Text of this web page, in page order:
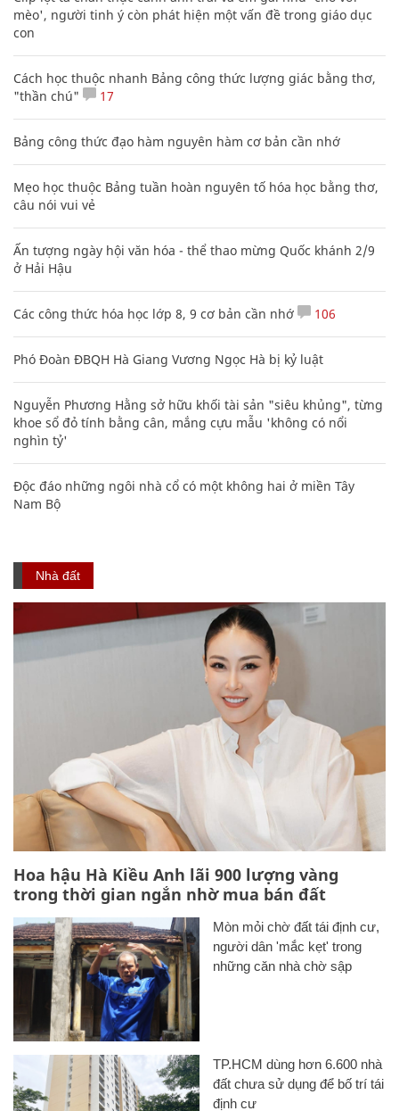
mèo', người tinh ý còn phát hiện một vấn đề trong giáo dục
con
Cách học thuộc nhanh Bảng công thức lượng giác bằng thơ,
"thần chú"
17
Bảng công thức đạo hàm nguyên hàm cơ bản cần nhớ
Mẹo học thuộc Bảng tuần hoàn nguyên tố hóa học bằng thơ,
câu nói vui vẻ
Ấn tượng ngày hội văn hóa - thể thao mừng Quốc khánh 2/9
ở Hải Hậu
Các công thức hóa học lớp 8, 9 cơ bản cần nhớ 106
Phó Đoàn ĐBQH Hà Giang Vương Ngọc Hà bị kỷ luật
Nguyễn Phương Hằng sở hữu khối tài sản "siêu khủng", từng
khoe sổ đỏ tính bằng cân, mắng cựu mẫu 'không có nổi
nghìn tỷ'
Độc đáo những ngôi nhà cổ có một không hai ở miền Tây
Nam Bộ
Nhà đất
Hoa hậu Hà Kiều Anh lãi 900 lượng vàng
trong thời gian ngắn nhờ mua bán đất
Mòn mỏi chờ đất tái định cư,
người dân 'mắc kẹt' trong
những căn nhà chờ sập
TP.HCM dùng hơn 6.600 nhà
đất chưa sử dụng để bố trí tái
định cư